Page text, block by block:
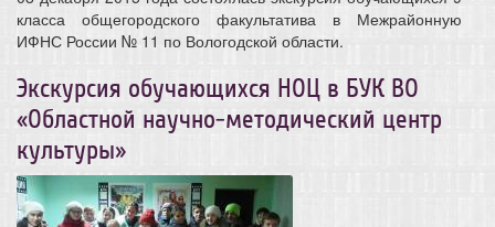
класса общегородского факультатива в Межрайонную
ИФНС России № 11 по Вологодской области.
Экскурсия обучающихся НОЦ в БУК ВО
«Областной научно-методический центр
культуры»